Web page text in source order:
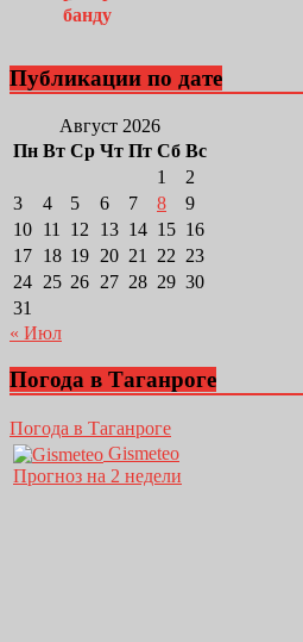
Публикации по дате
Август 2026
Пн Вт Ср Чт Пт Сб Вс
1
2
3
4 5 6 7 8
9
10 11 12 13 14 15 16
17 18 19 20 21 22 23
24 25 26 27 28 29 30
31
« Июл
Погода в Таганроге
Погода в Таганроге
Gismeteo
Прогноз на 2 недели